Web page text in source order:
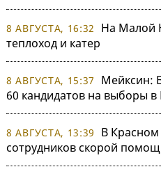
8 АВГУСТА, 16:32
На Малой
теплоход и катер
8 АВГУСТА, 15:37
Мейксин:
60 кандидатов на выборы в
8 АВГУСТА, 13:39
В
сотрудников скорой